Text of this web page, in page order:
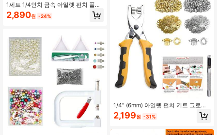
1세트 1/4인치 금속 아일렛 펀치 플라
이어 키트, 100개 금속 아일렛 포함,
가죽, 의류, 벨트용 아일렛 펀치 도구
2,890원 -24%
1/4" (6mm) 아일렛 펀치 키트 그로밋
플라이어 포함 – 가죽 태그, 종이 공예,
라벨, 선물 가방 & 수제 액세서리용
2,199원 -31%